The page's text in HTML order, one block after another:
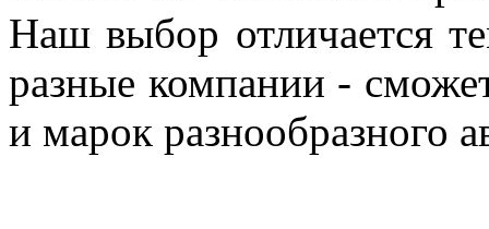
Наш выбор отличается
разные компании -
и марок разнообразного